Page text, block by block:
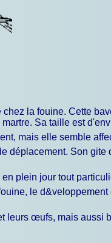
la fouine. Cette
Sa taille est
mais elle semble
déplacement. Son
plein jour tout
le
leurs œufs, mais aussi